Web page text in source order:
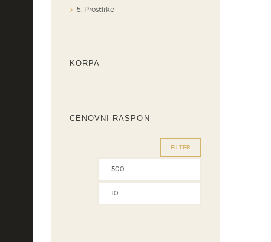
5. Prostirke
KORPA
CENOVNI RASPON
FILTER